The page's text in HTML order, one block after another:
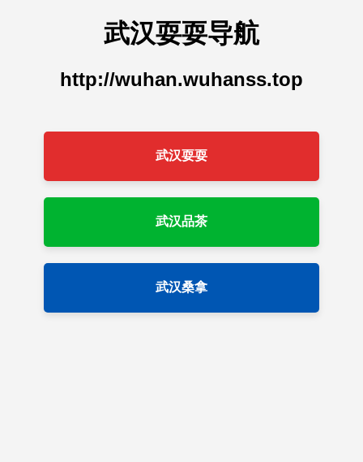
武汉耍耍导航
http://wuhan.wuhanss.top
武汉耍耍
武汉品茶
武汉桑拿